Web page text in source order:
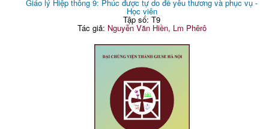
Giáo lý Hiệp thông 9: Phúc được tự do để yêu thương và phục vụ -
Học viên
Tập số: T9
Tác giả: Nguyễn Văn Hiền, Lm Phêrô